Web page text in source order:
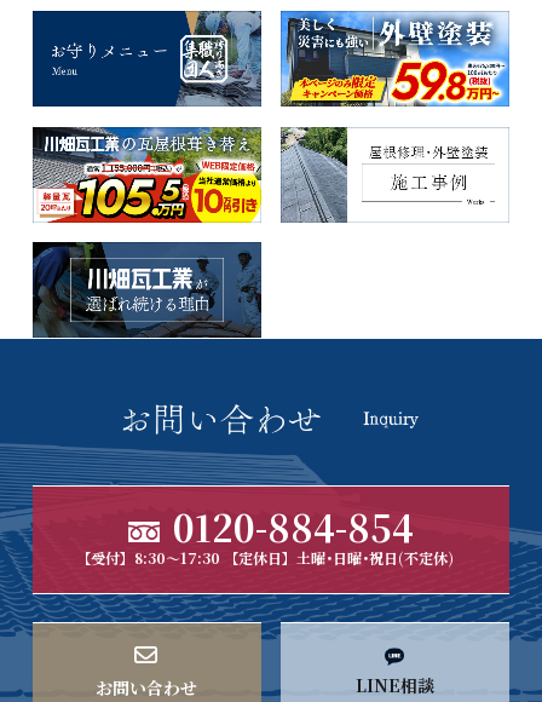
0120-884-854
【受付】8:30～17:30 【定休日】土曜･日曜･祝日(不定休)
お問い合わせ LINE相談